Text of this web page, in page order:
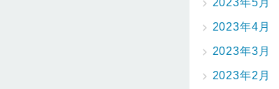
2023年5月
2023年4月
2023年3月
2023年2月